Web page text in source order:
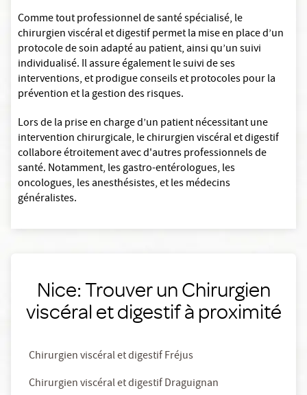
Comme tout professionnel de santé spécialisé, le
chirurgien viscéral et digestif permet la mise en place d’un
protocole de soin adapté au patient, ainsi qu’un suivi
individualisé. Il assure également le suivi de ses
interventions, et prodigue conseils et protocoles pour la
prévention et la gestion des risques.
Lors de la prise en charge d’un patient nécessitant une
intervention chirurgicale, le chirurgien viscéral et digestif
collabore étroitement avec d'autres professionnels de
santé. Notamment, les gastro-entérologues, les
oncologues, les anesthésistes, et les médecins
généralistes.
Nice: Trouver un Chirurgien
viscéral et digestif à proximité
Chirurgien viscéral et digestif Fréjus
Chirurgien viscéral et digestif Draguignan